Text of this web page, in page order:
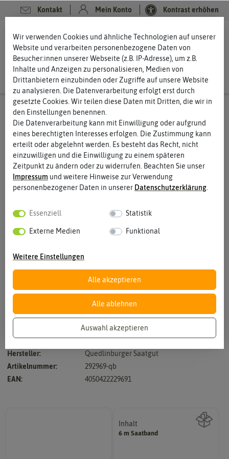
Kontakt Mein Konto Kontrast erhöhen
0 0
Vergrößern durch berühren
einjährig, Mischung aus Blumen, die Schnecken nicht mögen
Hersteller:
Quedlinburger Saatgut
Artikelnummer:
292969-qb
EAN:
4050422229691
Inhalt
6 m Saatband
Wie viel ist enthalten
Wir verwenden Cookies und ähnliche Technologien auf unserer
Website und verarbeiten personenbezogene Daten von
Besucher:innen unserer Webseite (z.B. IP-Adresse), um z.B.
Inhalte und Anzeigen zu personalisieren, Medien von
Drittanbietern einzubinden oder Zugriffe auf unsere Website
zu analysieren. Die Datenverarbeitung erfolgt erst durch
gesetzte Cookies. Wir teilen diese Daten mit Dritten, die wir in
den Einstellungen benennen.
Die Datenverarbeitung kann mit Einwilligung oder aufgrund
eines berechtigten Interesses erfolgen. Die Zustimmung kann
erteilt oder abgelehnt werden. Es besteht das Recht, nicht
einzuwilligen und die Einwilligung zu einem späteren
Zeitpunkt zu ändern oder zu widerrufen. Beachten Sie unser
Impressum und weitere Hinweise zur Verwendung
personenbezogener Daten in unserer Daten­schutz­erklärung.
Essenziell Statistik
Externe Medien Funktional
Weitere Einstellungen
Alle akzeptieren
Alle ablehnen
Auswahl akzeptieren